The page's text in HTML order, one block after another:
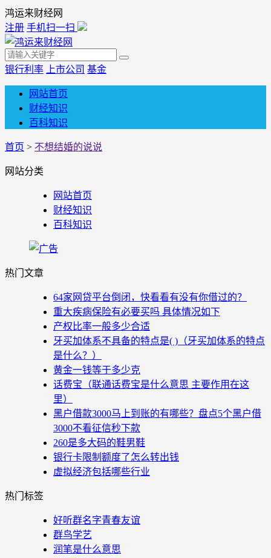
鸿运来财经网
注册 手机扫一扫
银行利率 上市公司 基金
网站首页
财经知识
百科知识
首页 > 不想结婚的说说
网站分类
网站首页
财经知识
百科知识
热门文章
64家网贷平台倒闭，快看看有没有你借过的？
重大疾病保险有必要买吗 具体情况如下
产权比率一般多少合适
牙买加体系不具备的特点是( )（牙买加体系的特点
是什么？）
黄金一钱等于多少克
话费宝（联通话费宝是什么意思 主要作用在这
里）
黑户借款3000马上到账的有哪些？盘点5个黑户借
3000不看征信秒下款
260是多大码的鞋男鞋
银行卡限制额度了怎么转出钱
虚拟经济包括哪些行业
热门标签
好听群名字青春友谊
群鸟学艺
润笔是什么意思